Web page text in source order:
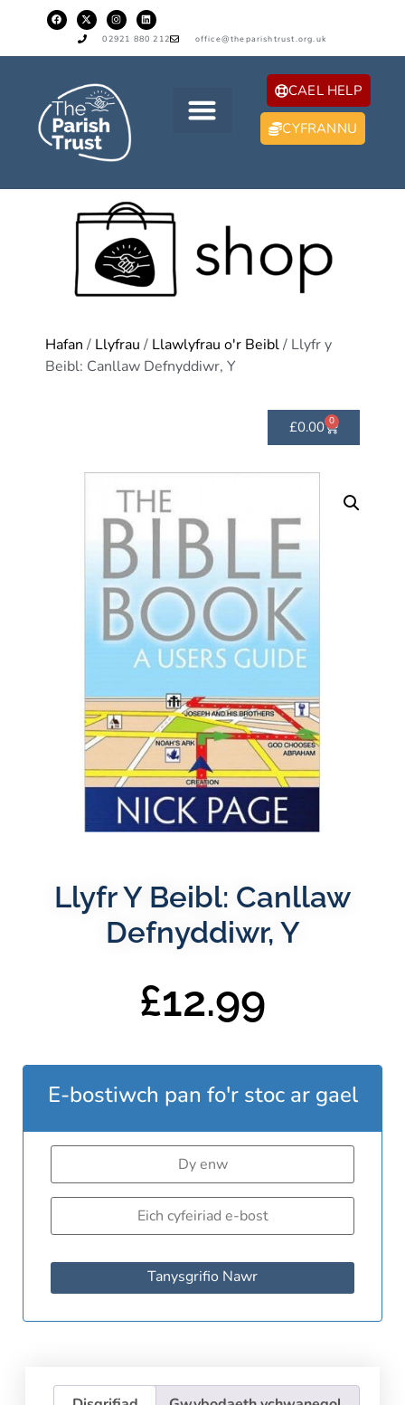
02921 880 212 office@theparishtrust.org.uk
CAEL HELP
CYFRANNU
Hafan / Llyfrau / Llawlyfrau o'r Beibl/ Llyfr y
Beibl: Canllaw Defnyddiwr, Y
£0.00 0
Llyfr Y Beibl: Canllaw
Defnyddiwr, Y
£12.99
E-bostiwch pan fo'r stoc ar gael
Tanysgrifio Nawr